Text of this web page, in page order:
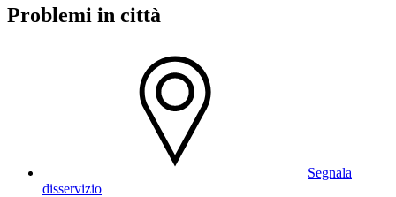
Problemi in città
Segnala
disservizio